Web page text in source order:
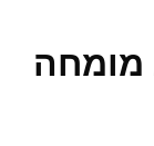
מומחה